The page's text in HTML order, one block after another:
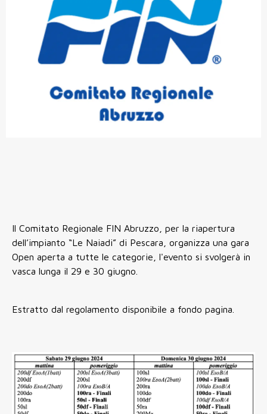
Il Comitato Regionale FIN Abruzzo, per la riapertura
dell’impianto “Le Naiadi” di Pescara, organizza una gara
Open aperta a tutte le categorie, l'evento si svolgerà in
vasca lunga il 29 e 30 giugno.
Estratto dal regolamento disponibile a fondo pagina.